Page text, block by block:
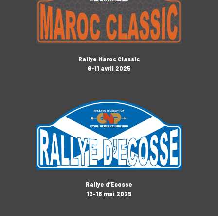
Rallye Maroc Classic
6-11 avril 2025
Rallye d’Ecosse
12-16 mai 2025